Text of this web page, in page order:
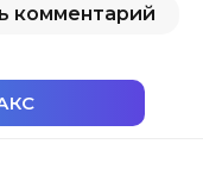
комментарий